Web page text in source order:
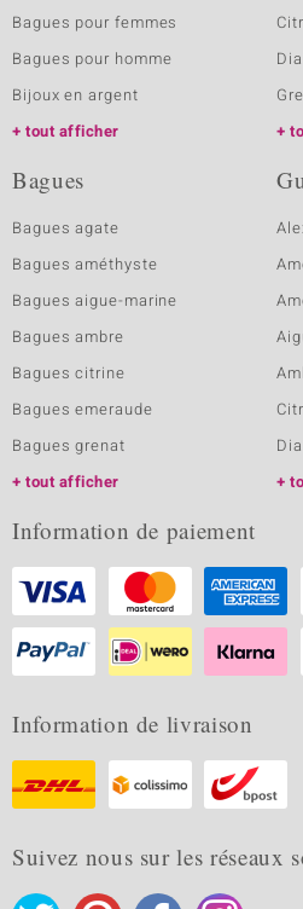
Bagues pour femmes
Bagues pour homme
Bijoux en argent
tout afficher
Bagues
Bagues agate
Bagues améthyste
Bagues aigue-marine
Bagues ambre
Bagues citrine
Bagues emeraude
Bagues grenat
tout afficher
Information de paiement
Information de livraison
Suivez nous sur les réseaux